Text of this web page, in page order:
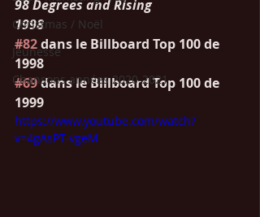
Christmas / Noël
Jeunesse
Chansons années 2020-2021
98 Degrees and Rising
1998
#82 dans le Billboard Top 100 de
1998
#69 dans le Billboard Top 100 de
1999
https://www.youtube.com/watch?
v=4gAsPT-vgeM